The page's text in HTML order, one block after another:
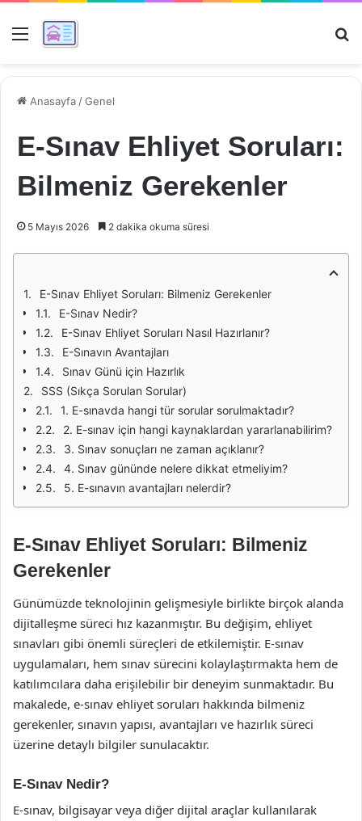
Menü
Anasayfa /Genel
E-Sınav Ehliyet Soruları:
Bilmeniz Gerekenler
5 Mayıs 2026 2 dakika okuma süresi
E-Sınav Ehliyet Soruları: Bilmeniz Gerekenler
E-Sınav Nedir?
E-Sınav Ehliyet Soruları Nasıl Hazırlanır?
E-Sınavın Avantajları
Sınav Günü için Hazırlık
SSS (Sıkça Sorulan Sorular)
1. E-sınavda hangi tür sorular sorulmaktadır?
2. E-sınav için hangi kaynaklardan yararlanabilirim?
3. Sınav sonuçları ne zaman açıklanır?
4. Sınav gününde nelere dikkat etmeliyim?
5. E-sınavın avantajları nelerdir?
E-Sınav Ehliyet Soruları: Bilmeniz
Gerekenler
Günümüzde teknolojinin gelişmesiyle birlikte birçok alanda
dijitalleşme süreci hız kazanmıştır. Bu değişim, ehliyet
sınavları gibi önemli süreçleri de etkilemiştir. E-sınav
uygulamaları, hem sınav sürecini kolaylaştırmakta hem de
katılımcılara daha erişilebilir bir deneyim sunmaktadır. Bu
makalede, e-sınav ehliyet soruları hakkında bilmeniz
gerekenler, sınavın yapısı, avantajları ve hazırlık süreci
üzerine detaylı bilgiler sunulacaktır.
E-Sınav Nedir?
E-sınav, bilgisayar veya diğer dijital araçlar kullanılarak